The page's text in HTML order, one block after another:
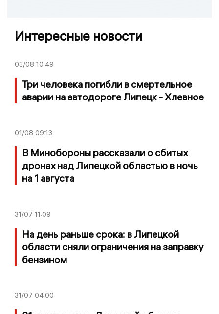
Интересные новости
03/08 10:49
Три человека погибли в смертельное
аварии на автодороге Липецк - Хлевное
01/08 09:13
В Минобороны рассказали о сбитых
дронах над Липецкой областью в ночь
на 1 августа
31/07 11:09
На день раньше срока: в Липецкой
области сняли ограничения на заправку
бензином
31/07 04:00